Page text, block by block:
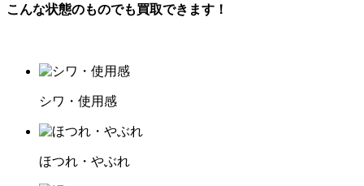
こんな状態のものでも買取できます！
シワ・使用感
ほつれ・やぶれ